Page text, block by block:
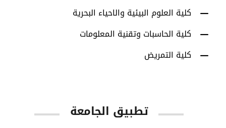
كلية العلوم البيئية والاحياء البحرية
كلية الحاسبات وتقنية المعلومات
كلية التمريض
تطبيق الجامعة